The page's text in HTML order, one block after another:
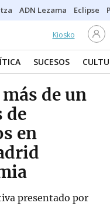
ADN Lezama Eclipse
Kiosko
SUCESOS
de un
de
en
presentado por